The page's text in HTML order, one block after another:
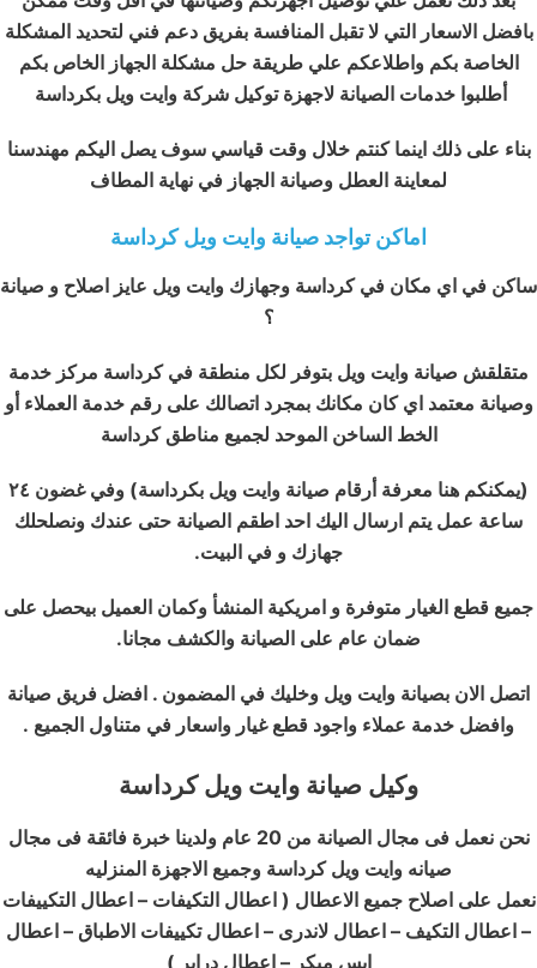
بافضل الاسعار التي لا تقبل المنافسة بفريق دعم فني لتحديد المشكلة
الخاصة بكم واطلاعكم علي طريقة حل مشكلة الجهاز الخاص بكم
أطلبوا خدمات الصيانة لاجهزة توكيل شركة وايت ويل بكرداسة
بناء على ذلك اينما كنتم خلال وقت قياسي سوف يصل اليكم مهندسنا
لمعاينة العطل وصيانة الجهاز في نهاية المطاف
اماكن تواجد صيانة وايت ويل كرداسة
ساكن في اي مكان في كرداسة وجهازك وايت ويل عايز اصلاح و صيانة
؟
متقلقش صيانة وايت ويل بتوفر لكل منطقة في كرداسة مركز خدمة
وصيانة معتمد اي كان مكانك بمجرد اتصالك على رقم خدمة العملاء أو
الخط الساخن الموحد لجميع مناطق كرداسة
(
يمكنكم هنا معرفة أرقام صيانة وايت ويل بكرداسة) وفي غضون ٢٤
ساعة عمل يتم ارسال اليك احد اطقم الصيانة حتى عندك ونصلحلك
جهازك و في البيت.
جميع قطع الغيار متوفرة و امريكية المنشأ وكمان العميل بيحصل على
ضمان عام على الصيانة والكشف مجانا.
اتصل الان بصيانة وايت ويل وخليك في المضمون . افضل فريق صيانة
وافضل خدمة عملاء واجود قطع غيار واسعار في متناول الجميع .
وكيل صيانة وايت ويل كرداسة
نحن نعمل فى مجال الصيانة من 20 عام ولدينا خبرة فائقة فى مجال
صيانه وايت ويل كرداسة وجميع الاجهزة المنزليه
نعمل على اصلاح جميع الاعطال ( اعطال التكيفات – اعطال التكييفات
– اعطال التكيف – اعطال لاندرى – اعطال تكييفات الاطباق – اعطال
ايس ميكر – اعطال دراير )